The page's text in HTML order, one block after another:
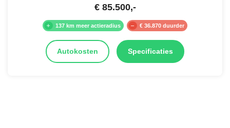
€ 85.500,-
137 km meer actieradius € 36.870 duurder
Autokosten Specificaties